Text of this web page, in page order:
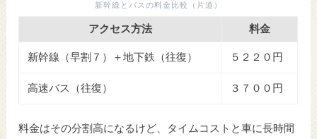
新幹線とバスの料金比較（片道）
アクセス方法 料金
新幹線（早割７）＋地下鉄（往復） ５２２０円
高速バス（往復） ３７００円
料金はその分割高になるけど、タイムコストと車に長時間